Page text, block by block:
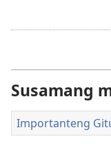
Susamang
Importanteng